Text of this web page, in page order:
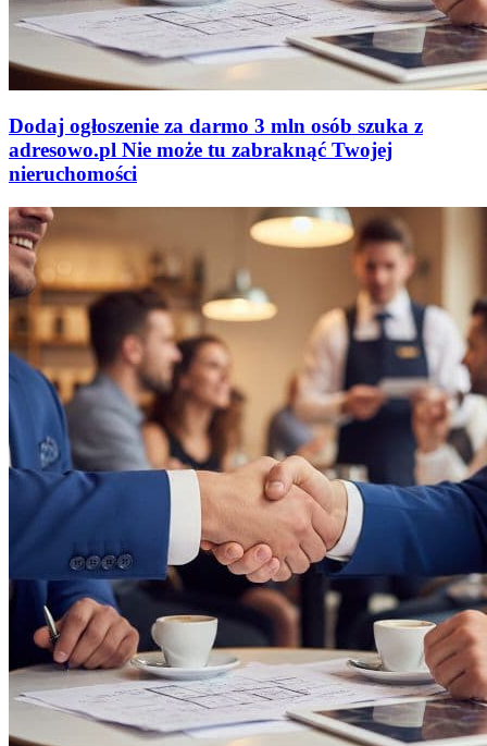
Dodaj ogłoszenie za darmo 3 mln osób szuka z
adresowo.pl Nie może tu zabraknąć Twojej
nieruchomości